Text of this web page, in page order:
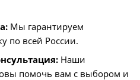
Мы гарантируем
по всей России.
Наши
помочь вам с выбором и